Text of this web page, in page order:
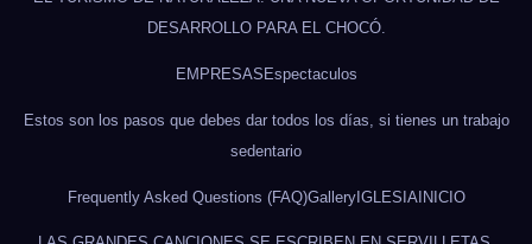
DESARROLLO PARA EL CHOCÓ.
EMPRESAS Espectaculos
Estos son los pasos que debes dar todos los días, si tienes un trabajo
sedentario
Frequently Asked Questions (FAQ)GalleryIGLESIAINICIO